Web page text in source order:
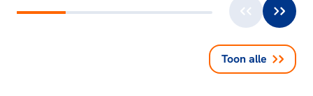
Toon alle